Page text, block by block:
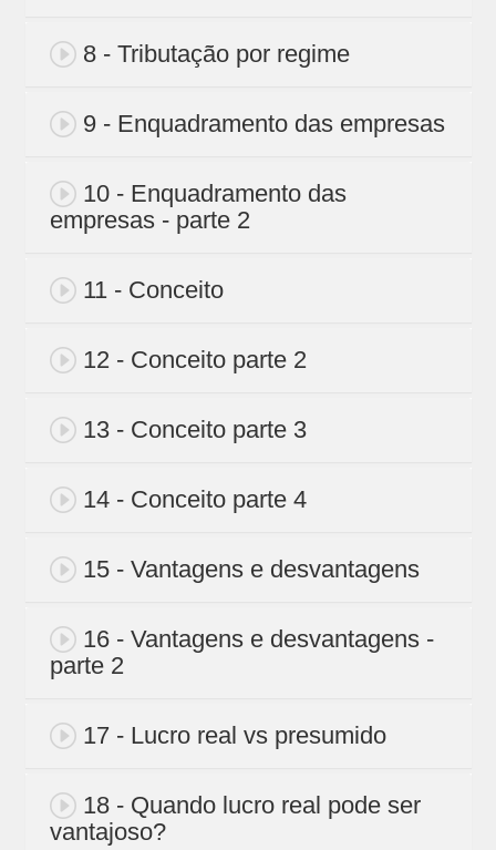
8 - Tributação por regime
9 - Enquadramento das empresas
10 - Enquadramento das
empresas - parte 2
11 - Conceito
12 - Conceito parte 2
13 - Conceito parte 3
14 - Conceito parte 4
15 - Vantagens e desvantagens
16 - Vantagens e desvantagens -
parte 2
17 - Lucro real vs presumido
18 - Quando lucro real pode ser
vantajoso?